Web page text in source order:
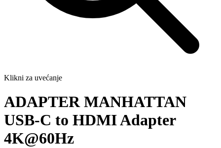
Klikni za uvećanje
ADAPTER MANHATTAN
USB-C to HDMI Adapter
4K@60Hz